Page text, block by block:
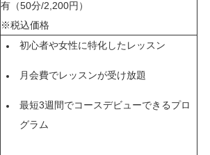
有（50分/2,200円）
※税込価格
初心者や女性に特化したレッスン
月会費でレッスンが受け放題
最短3週間でコースデビューできるプロ
グラム